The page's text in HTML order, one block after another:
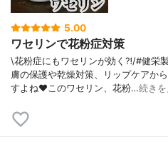
5.00
ワセリンで花粉症対策
\花粉症にもワセリンが効く⁈/#健栄
膚の保護や乾燥対策、リップケアか
すよね❤️このワセリン、花粉…続き